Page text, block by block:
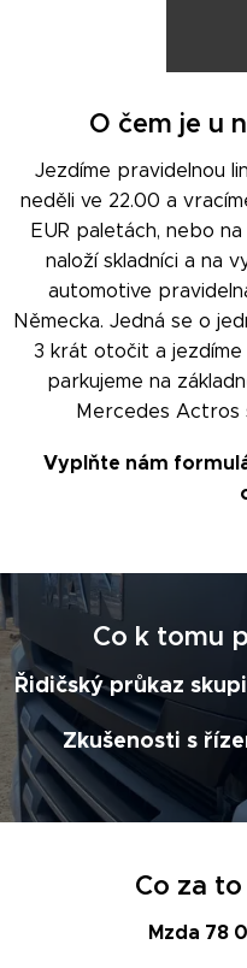
O čem je u
Jezdíme pravidelnou
neděli ve 22.00 a
EUR paletách, nebo
naloží skladníci a na
automotive
Německa. Jedná se o
3 krát otočit a jezdíme
parkujeme na
Mercedes Actros
Vyplňte nám
Co k tomu
Řidičský průkaz
Zkušenosti s
Co za
Mzda 78